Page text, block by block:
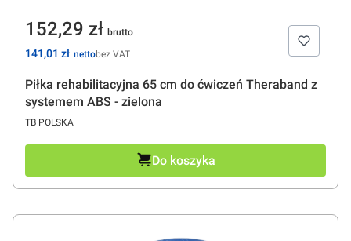
Piłka rehabilitacyjna 65 cm do ćwiczeń Theraband z
systemem ABS - zielona
PRODUCENT
TB POLSKA
Cena
152,29 zł
Cena
141,01 zł bez VAT
Do koszyka